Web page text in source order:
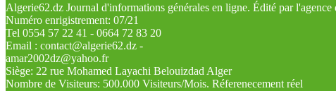
Algerie62.dz Journal d'informations générales en ligne. Édité par
Numéro enrigistrement: 07/21
Tel 0554 57 22 41 - 0664 72 83 20
Email : contact@algerie62.dz -
amar2002dz@yahoo.fr
Siège: 22 rue Mohamed Layachi Belouizdad Alger
Nombre de Visiteurs: 500.000 Visiteurs/Mois. Réferenecement réel